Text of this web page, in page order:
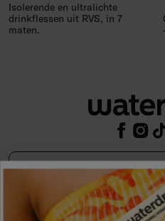
Isolerende en ultralichte
drinkflessen uit RVS, in 7
maten.
Legal & zakelijk